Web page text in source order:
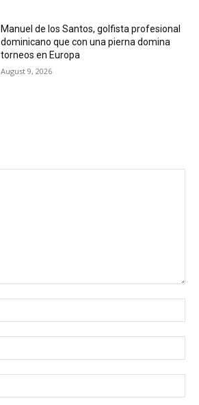
Manuel de los Santos, golfista profesional
dominicano que con una pierna domina
torneos en Europa
August 9, 2026